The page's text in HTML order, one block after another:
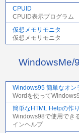
CPUID
CPUID表示プログラム
仮想メモリモニタ
仮想メモリモニタ
WindowsMe/
Windows95 簡単なオン
Wordを使って
簡単なHTML Helpの作
Windows98で使用でき
インヘルプ